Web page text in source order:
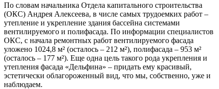
По словам начальника Отдела капитального строительства
(ОКС) Андрея Алексеева, в числе самых трудоемких работ –
утепление и укрепление здания бассейна системами
вентилируемого и полифасада. По информации специалистов
ОКС, с начала ремонтных работ вентилируемого фасада
уложено 1024,8 м² (осталось – 212 м²), полифасада – 953 м²
(осталось – 177 м²). Еще одна цель такого рода укрепления и
утепления фасада «Дельфина» – придать ему красивый,
эстетически облагороженный вид, что мы, собственно, уже и
наблюдаем.